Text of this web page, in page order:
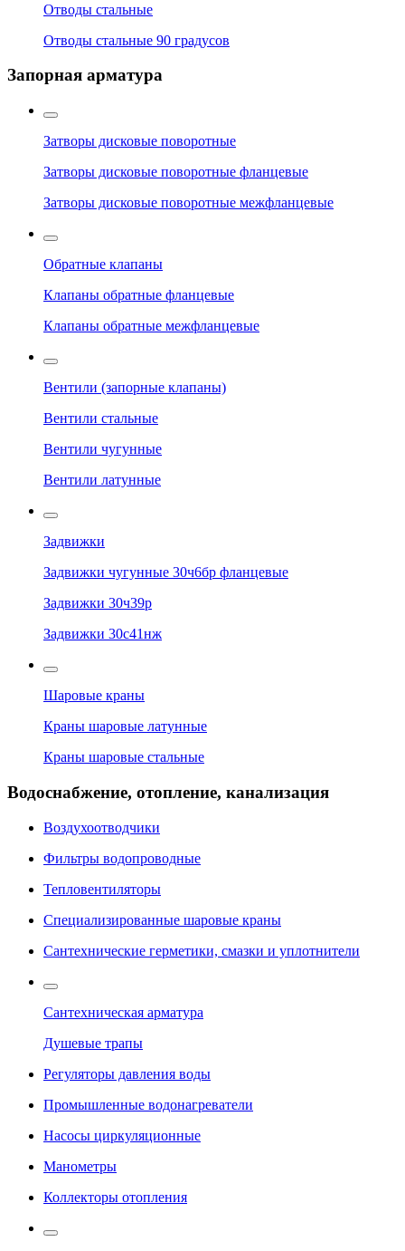
Отводы стальные
Отводы стальные 90 градусов
Запорная арматура
Затворы дисковые поворотные
Затворы дисковые поворотные фланцевые
Затворы дисковые поворотные межфланцевые
Обратные клапаны
Клапаны обратные фланцевые
Клапаны обратные межфланцевые
Вентили (запорные клапаны)
Вентили стальные
Вентили чугунные
Вентили латунные
Задвижки
Задвижки чугунные 30ч6бр фланцевые
Задвижки 30ч39р
Задвижки 30с41нж
Шаровые краны
Краны шаровые латунные
Краны шаровые стальные
Водоснабжение, отопление, канализация
Воздухоотводчики
Фильтры водопроводные
Тепловентиляторы
Специализированные шаровые краны
Сантехнические герметики, смазки и уплотнители
Сантехническая арматура
Душевые трапы
Регуляторы давления воды
Промышленные водонагреватели
Насосы циркуляционные
Манометры
Коллекторы отопления